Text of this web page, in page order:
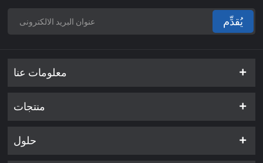
يُقدِّم
معلومات عنا
منتجات
حلول